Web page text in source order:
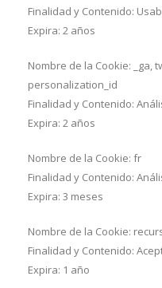
Finalidad y Contenido:
Expira: 2 años
Nombre de la Cookie: _ga,
personalization_id
Finalidad y Contenido:
Expira: 2 años
Nombre de la Cookie: fr
Finalidad y Contenido:
Expira: 3 meses
Nombre de la Cookie:
Finalidad y Contenido:
Expira: 1 año